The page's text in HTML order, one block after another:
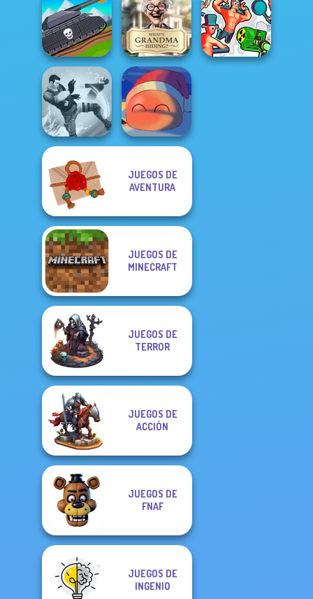
Sniper Shot:
Bullet Time
Spy Squad
Academy
Minecraft Pixel
Warfare
Tanks 2D: Tank
Wars
What Is Grandma
Hiding
Gang Brawlers
JUEGOS DE
AVENTURA
JUEGOS DE
MINECRAFT
JUEGOS DE
TERROR
JUEGOS DE
ACCIÓN
JUEGOS DE
FNAF
JUEGOS DE
INGENIO